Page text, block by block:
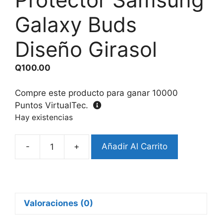
Galaxy Buds
Diseño Girasol
Q100.00
Compre este producto para ganar 10000
Puntos VirtualTec.
Hay existencias
-
Protector
Diseño
+ Añadir Al Carrito
Valoraciones (0)